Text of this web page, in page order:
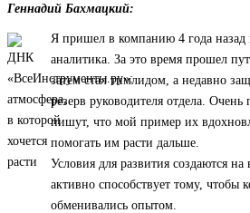
Геннадий Бахмацкий:
Я пришел в компанию 4 года назад
аналитика. За это время прошел
затем стал тимлидом, а недавно
резерв руководителя отдела. Очень
пишут, что мой пример их
помогать им расти дальше.
Условия для развития создаются на
активно способствует тому, чтобы
обменивались опытом.